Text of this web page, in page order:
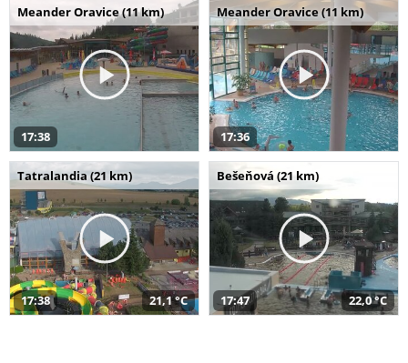
Meander Oravice (11 km)
17:38
Meander Oravice (11 km)
17:36
Tatralandia (21 km)
17:38 21,1 °C
Bešeňová (21 km)
17:47 22,0 °C